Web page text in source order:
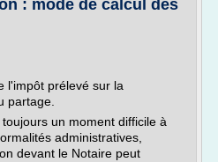
: mode de calcul des
l'impôt prélevé sur la
partage.
un moment difficile à
administratives,
devant le Notaire peut